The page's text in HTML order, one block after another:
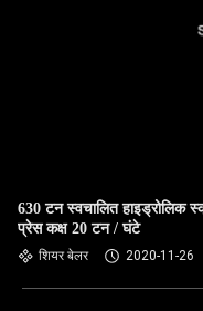
630 टन स्वचालित हाइड्रोलिक
प्रेस कक्ष 20 टन / घंटे
शियर बेलर 2020-11-26